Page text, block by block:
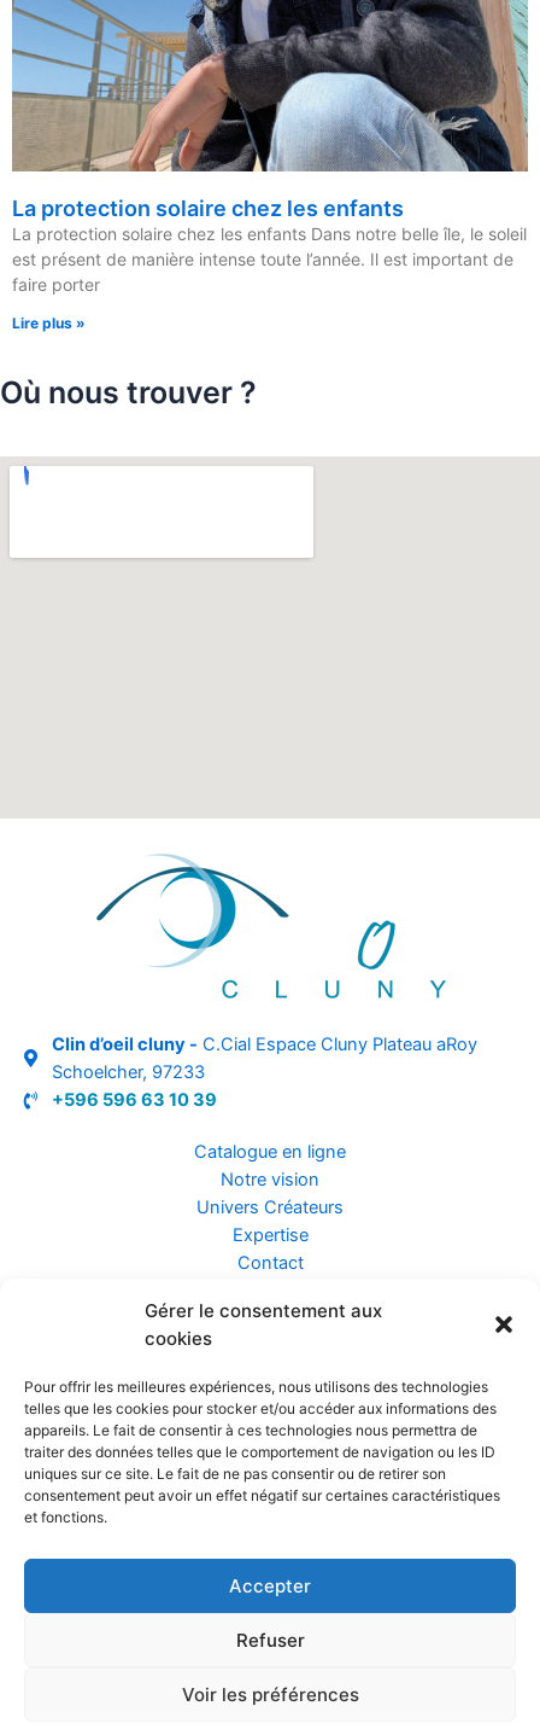
Gérer le consentement aux
cookies
Pour offrir les meilleures expériences, nous utilisons des technologies
telles que les cookies pour stocker et/ou accéder aux informations des
appareils. Le fait de consentir à ces technologies nous permettra de
traiter des données telles que le comportement de navigation ou les ID
uniques sur ce site. Le fait de ne pas consentir ou de retirer son
consentement peut avoir un effet négatif sur certaines caractéristiques
et fonctions.
Accepter
Refuser
Voir les préférences
La protection solaire chez les enfants
La protection solaire chez les enfants Dans notre belle île, le soleil
est présent de manière intense toute l’année. Il est important de
faire porter
Lire plus »
Où nous trouver ?
Clin d’oeil cluny - C.Cial Espace Cluny Plateau aRoy
Schoelcher, 97233
+596 596 63 10 39
Catalogue en ligne
Notre vision
Univers Créateurs
Expertise
Contact
Assurance ZEN
Confidentialité et Données
Conditions Générales de Vente